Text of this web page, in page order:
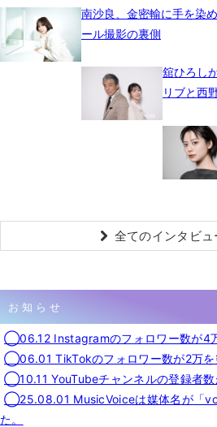
南沙良、金密輸に手を染
ール撮影の裏側
舘ひろし
リブと西
全てのインタビュ
お知らせ
◯06.12 Instagramのフォロワー数が4万
◯06.01 TikTokのフォロワー数が2万を
◯10.11 YouTubeチャンネルの登録者数
◯25.08.01 MusicVoiceは媒体名が「
た。